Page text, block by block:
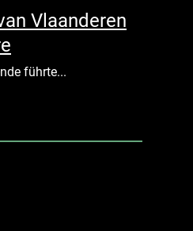
Vlaanderen
führte...